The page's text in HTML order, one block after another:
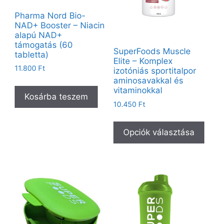
Pharma Nord Bio-
NAD+ Booster – Niacin
alapú NAD+
támogatás (60
tabletta)
11.800 Ft
Kosárba teszem
SuperFoods Muscle
Elite – Komplex
izotóniás sportitalpor
aminosavakkal és
vitaminokkal
10.450 Ft
Opciók választása